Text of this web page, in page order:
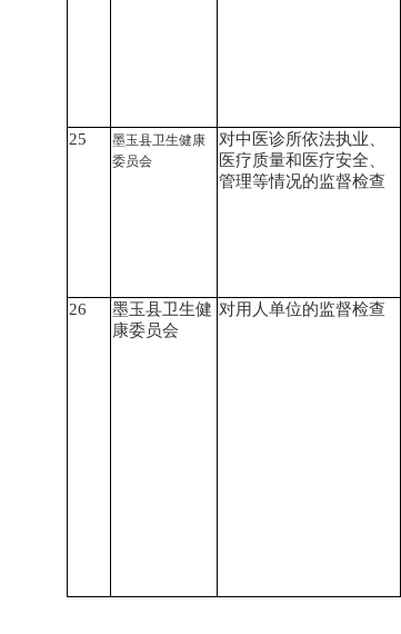
25
墨玉县卫生健康
委员会
对中医诊所依法执业、
医疗质量和医疗安全、
管理等情况的监督检查
26
墨玉县卫生健
康委员会
对用人单位的监督检查